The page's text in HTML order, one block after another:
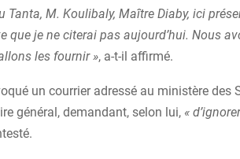
M. Koulibaly, Maître Diaby, ici
que je ne citerai pas aujourd’hui. Nous
les fournir », a-t-il affirmé.
un courrier adressé au ministère des
général, demandant, selon lui, «